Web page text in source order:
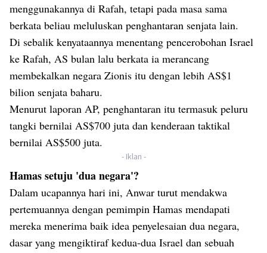
menggunakannya di Rafah, tetapi pada masa sama
berkata beliau meluluskan penghantaran senjata lain.
Di sebalik kenyataannya menentang pencerobohan Israel
ke Rafah, AS bulan lalu berkata ia merancang
membekalkan negara Zionis itu dengan lebih AS$1
bilion senjata baharu.
Menurut laporan AP, penghantaran itu termasuk peluru
tangki bernilai AS$700 juta dan kenderaan taktikal
bernilai AS$500 juta.
- Iklan -
Hamas setuju 'dua negara'?
Dalam ucapannya hari ini, Anwar turut mendakwa
pertemuannya dengan pemimpin Hamas mendapati
mereka menerima baik idea penyelesaian dua negara,
dasar yang mengiktiraf kedua-dua Israel dan sebuah